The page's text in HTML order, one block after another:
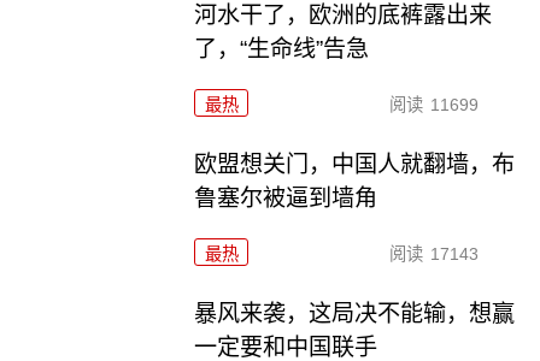
河水干了，欧洲的底裤露出来
了，“生命线”告急
最热 阅读 11699
欧盟想关门，中国人就翻墙，布
鲁塞尔被逼到墙角
最热 阅读 17143
暴风来袭，这局决不能输，想赢
一定要和中国联手